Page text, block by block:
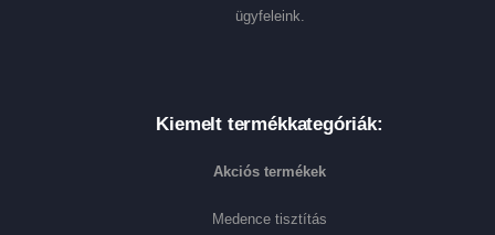
ügyfeleink.
Kiemelt termékkategóriák:
Akciós termékek
Medence tisztítás